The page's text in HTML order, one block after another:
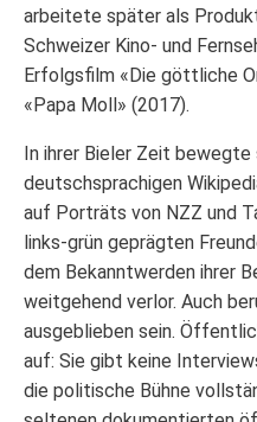
arbeitete später als
Schweizer Kino- und
Erfolgsfilm «Die göttliche
«Papa Moll» (2017).
In ihrer Bieler Zeit
deutschsprachigen
auf Porträts von NZZ und
links-grün geprägten
dem Bekanntwerden ihrer
weitgehend verlor. Auch
ausgeblieben sein.
auf: Sie gibt keine
die politische Bühne